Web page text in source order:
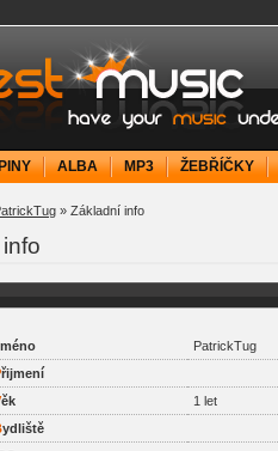
your music under
ALBA MP3 ŽEBŘÍČKY
» Základní info
méno
PatrickTug
řijmení
ěk
1 let
ydliště